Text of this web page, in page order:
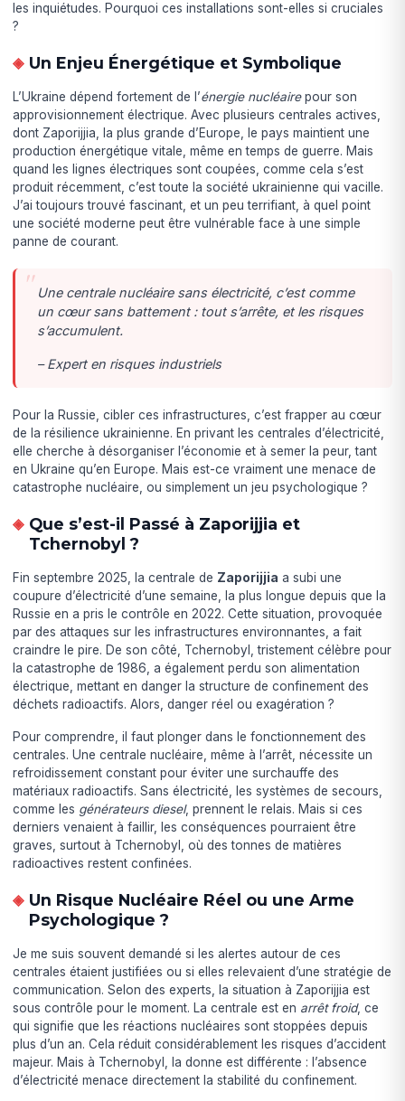
les inquiétudes. Pourquoi ces installations sont-elles si cruciales
?
Un Enjeu Énergétique et Symbolique
L’Ukraine dépend fortement de l’énergie nucléairepour son
approvisionnement électrique. Avec plusieurs centrales actives,
dont Zaporijjia, la plus grande d’Europe, le pays maintient une
production énergétique vitale, même en temps de guerre. Mais
quand les lignes électriques sont coupées, comme cela s’est
produit récemment, c’est toute la société ukrainienne qui vacille.
J’ai toujours trouvé fascinant, et un peu terrifiant, à quel point
une société moderne peut être vulnérable face à une simple
panne de courant.
Une centrale nucléaire sans électricité, c’est comme
un cœur sans battement : tout s’arrête, et les risques
s’accumulent.
– Expert en risques industriels
Pour la Russie, cibler ces infrastructures, c’est frapper au cœur
de la résilience ukrainienne. En privant les centrales d’électricité,
elle cherche à désorganiser l’économie et à semer la peur, tant
en Ukraine qu’en Europe. Mais est-ce vraiment une menace de
catastrophe nucléaire, ou simplement un jeu psychologique ?
Que s’est-il Passé à Zaporijjia et
Tchernobyl ?
Fin septembre 2025, la centrale de Zaporijjia a subi une
coupure d’électricité d’une semaine, la plus longue depuis que la
Russie en a pris le contrôle en 2022. Cette situation, provoquée
par des attaques sur les infrastructures environnantes, a fait
craindre le pire. De son côté, Tchernobyl, tristement célèbre pour
la catastrophe de 1986, a également perdu son alimentation
électrique, mettant en danger la structure de confinement des
déchets radioactifs. Alors, danger réel ou exagération ?
Pour comprendre, il faut plonger dans le fonctionnement des
centrales. Une centrale nucléaire, même à l’arrêt, nécessite un
refroidissement constant pour éviter une surchauffe des
matériaux radioactifs. Sans électricité, les systèmes de secours,
comme les générateurs diesel, prennent le relais. Mais si ces
derniers venaient à faillir, les conséquences pourraient être
graves, surtout à Tchernobyl, où des tonnes de matières
radioactives restent confinées.
Un Risque Nucléaire Réel ou une Arme
Psychologique ?
Je me suis souvent demandé si les alertes autour de ces
centrales étaient justifiées ou si elles relevaient d’une stratégie de
communication. Selon des experts, la situation à Zaporijjia est
sous contrôle pour le moment. La centrale est en arrêt froid, ce
qui signifie que les réactions nucléaires sont stoppées depuis
plus d’un an. Cela réduit considérablement les risques d’accident
majeur. Mais à Tchernobyl, la donne est différente : l’absence
d’électricité menace directement la stabilité du confinement.